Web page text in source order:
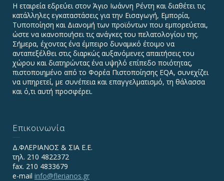
Η εταιρεία εδρεύει στον Άγιο Ιωάννη Ρέντη και διαθέτει τις
κατάλληλες εγκαταστάσεις για την Εισαγωγή, Εμπορία,
Τυποποίηση και Διανομή των προϊόντων που εμπορεύεται,
ώστε να ικανοποιήσει τις ανάγκες του πελατολογίου της.
Σήμερα, έχοντας ένα έμπειρο δυναμικό έτοιμο να
ανταπεξέλθει στις διαρκώς αυξανόμενες απαιτήσεις του
χώρου και διατηρώντας ένα υψηλό επίπεδο ποιότητας,
πιστοποιημένο από το Φορέα Πιστοποίησης EQA, συνεχίζει
να υπηρετεί, με συνέπεια και επαγγελματισμό, τη θάλασσα
και ό,τι αυτή προσφέρει.
Επικοινωνία
Δ.ΦΛΕΡΙΑΝΟΣ & ΣΙΑ Ε.Ε.
τηλ. 210 4822372
fax. 210 4833679
e-mail info@flerianos.gr